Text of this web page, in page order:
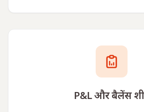
P&L और बैलेंस